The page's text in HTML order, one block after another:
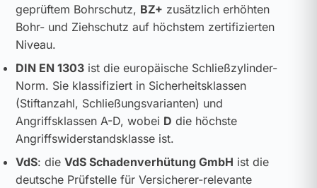
geprüftem Bohrschutz, BZ+ zusätzlich erhöhten
Bohr- und Ziehschutz auf höchstem zertifizierten
Niveau.
DIN EN 1303ist die europäische Schließzylinder-
Norm. Sie klassifiziert in Sicherheitsklassen
(Stiftanzahl, Schließungsvarianten) und
Angriffsklassen A-D, wobei D die höchste
Angriffswiderstandsklasse ist.
VdS: die VdS Schadenverhütung GmbH ist die
deutsche Prüfstelle für Versicherer-relevante